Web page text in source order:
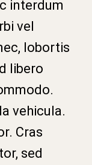
interdum
vel
lobortis
libero
vehicula.
Cras
sed